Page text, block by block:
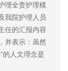
理全责护理模
我院护理人员
任的汇报内容
并表示：虽然
的人文理念是